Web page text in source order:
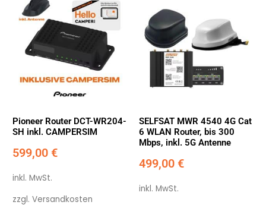
Pioneer Router DCT-WR204-
SH inkl. CAMPERSIM
599,00 €
inkl. MwSt.
zzgl. Versandkosten
SELFSAT MWR 4540 4G Cat
6 WLAN Router, bis 300
Mbps, inkl. 5G Antenne
499,00 €
inkl. MwSt.